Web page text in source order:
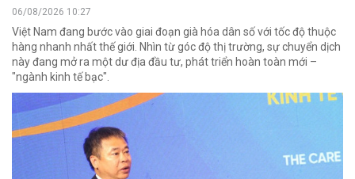
06/08/2026 10:27
Việt Nam đang bước vào giai đoạn già hóa dân số với tốc độ thuộc
hàng nhanh nhất thế giới. Nhìn từ góc độ thị trường, sự chuyển dịch
này đang mở ra một dư địa đầu tư, phát triển hoàn toàn mới –
"ngành kinh tế bạc".